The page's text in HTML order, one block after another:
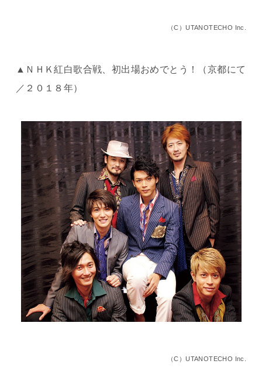
（C）UTANOTECHO Inc.
▲ＮＨＫ紅白歌合戦、初出場おめでとう！（京都にて
／２０１８年）
（C）UTANOTECHO Inc.